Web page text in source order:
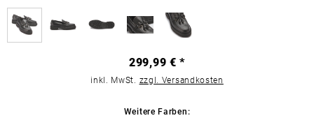
299,99 € *
inkl. MwSt. zzgl. Versandkosten
Weitere Farben: